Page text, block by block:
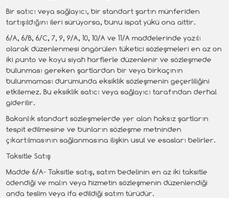
Bir satıcı veya sağlayıcı, bir standart şartın münferiden
tartışıldığını ileri sürüyorsa, bunu ispat yükü ona aittir.
6/A, 6/B, 6/C, 7, 9, 9/A, 10, 10/A ve 11/A maddelerinde yazılı
olarak düzenlenmesi öngörülen tüketici sözleşmeleri en az on
iki punto ve koyu siyah harflerle düzenlenir ve sözleşmede
bulunması gereken şartlardan bir veya birkaçının
bulunmaması durumunda eksiklik sözleşmenin geçerliliğini
etkilemez. Bu eksiklik satıcı veya sağlayıcı tarafından derhal
giderilir.
Bakanlık standart sözleşmelerde yer alan haksız şartların
tespit edilmesine ve bunların sözleşme metninden
çıkartılmasının sağlanmasına ilişkin usul ve esasları belirler.
Taksitle Satış
Madde 6/A- Taksitle satış, satım bedelinin en az iki taksitle
ödendiği ve malın veya hizmetin sözleşmenin düzenlendiği
anda teslim veya ifa edildiği satım türüdür.